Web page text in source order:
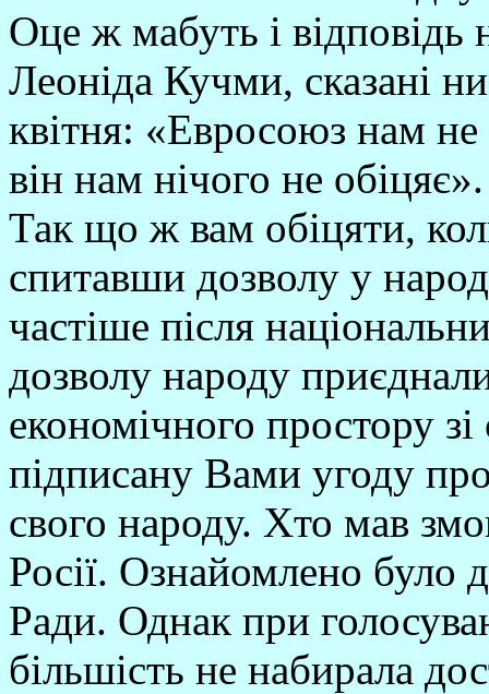
Оце ж мабуть і відповідь
Леоніда Кучми, сказані
квітня: «Евросоюз нам не
він нам нічого не обіцяє».
Так що ж вам обіцяти,
спитавши дозволу у
частіше після
дозволу народу
економічного простору
підписану Вами угоду
свого народу. Хто мав
Росії. Ознайомлено було
Ради. Однак при
більшість не набирала